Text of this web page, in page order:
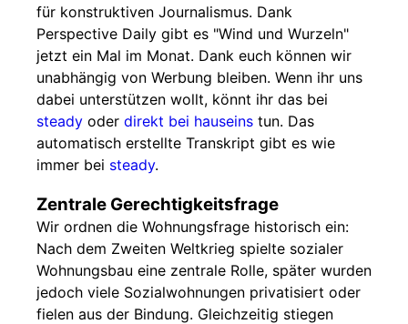
für konstruktiven Journalismus. Dank
Perspective Daily gibt es "Wind und Wurzeln"
jetzt ein Mal im Monat. Dank euch können wir
unabhängig von Werbung bleiben. Wenn ihr uns
dabei unterstützen wollt, könnt ihr das bei
steady oder direkt bei hauseins tun. Das
automatisch erstellte Transkript gibt es wie
immer bei steady.
Zentrale Gerechtigkeitsfrage
Wir ordnen die Wohnungsfrage historisch ein:
Nach dem Zweiten Weltkrieg spielte sozialer
Wohnungsbau eine zentrale Rolle, später wurden
jedoch viele Sozialwohnungen privatisiert oder
fielen aus der Bindung. Gleichzeitig stiegen